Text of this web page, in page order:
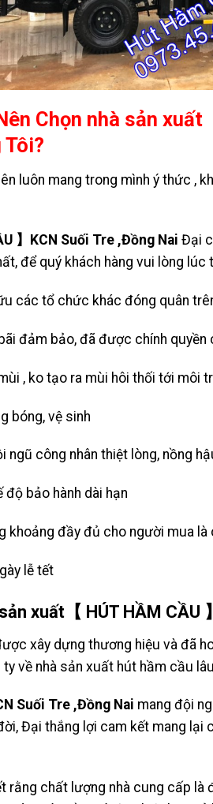
Chọn nhà sản xuất
Tôi?
luôn mang trong mình ý thức ,
】KCN Suối Tre ,Đồng Nai Đại
để quý khách hàng vui lòng
các tổ chức khác đóng quân
đảm bảo, đã được chính quyền
, ko tạo ra mùi hôi thối tới môi
bóng, vệ sinh
ngũ công nhân thiệt lòng, nồng
bảo hành dài hạn
khoảng đầy đủ cho người mua là
lễ tết
xuất【 HÚT HẦM CẦU
xây dựng thương hiệu và đã
về nhà sản xuất hút hầm cầu
Suối Tre ,Đồng Nai mang đội
Đại thắng lợi cam kết mang
rằng chất lượng nhà cung cấp là